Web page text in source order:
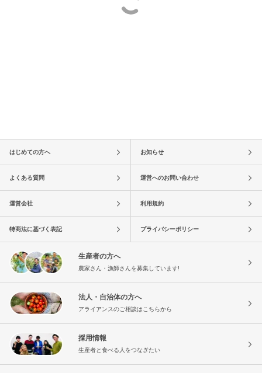
はじめての方へ お知らせ
よくある質問 運営へのお問い合わせ
運営会社 利用規約
特商法に基づく表記 プライバシーポリシー
生産者の方へ
農家さん・漁師さんを募集しています!
法人・自治体の方へ
アライアンスのご相談はこちらから
採用情報
生産者と食べる人をつなぎたい